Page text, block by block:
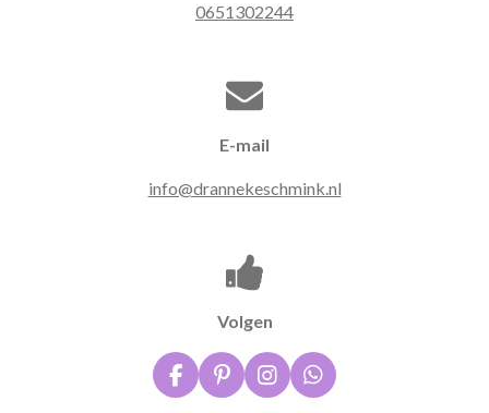
0651302244
E-mail
info@drannekeschmink.nl
Volgen
F
a
P
i
I
n
W
h